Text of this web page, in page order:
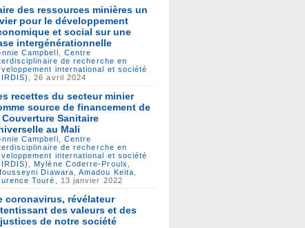
des ressources minières un
pour le développement
et social sur une
intergénérationnelle
Campbell , Centre
de recherche en
international et société
, 26 avril 2024
recettes du secteur minier
source de financement de
Couverture Sanitaire
au Mali
Campbell
Centre
de recherche en
international et société
Mylène Coderre-Proulx
Diawara ,Amadou Keita
Touré
, 13 janvier 2022
coronavirus, révélateur
des valeurs et des
de notre société